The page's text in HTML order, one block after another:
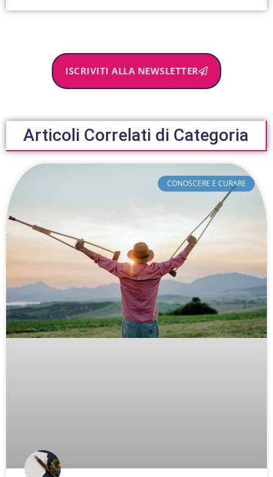
ISCRIVITI ALLA NEWSLETTER
Articoli Correlati di Categoria
CONOSCERE E CURARE